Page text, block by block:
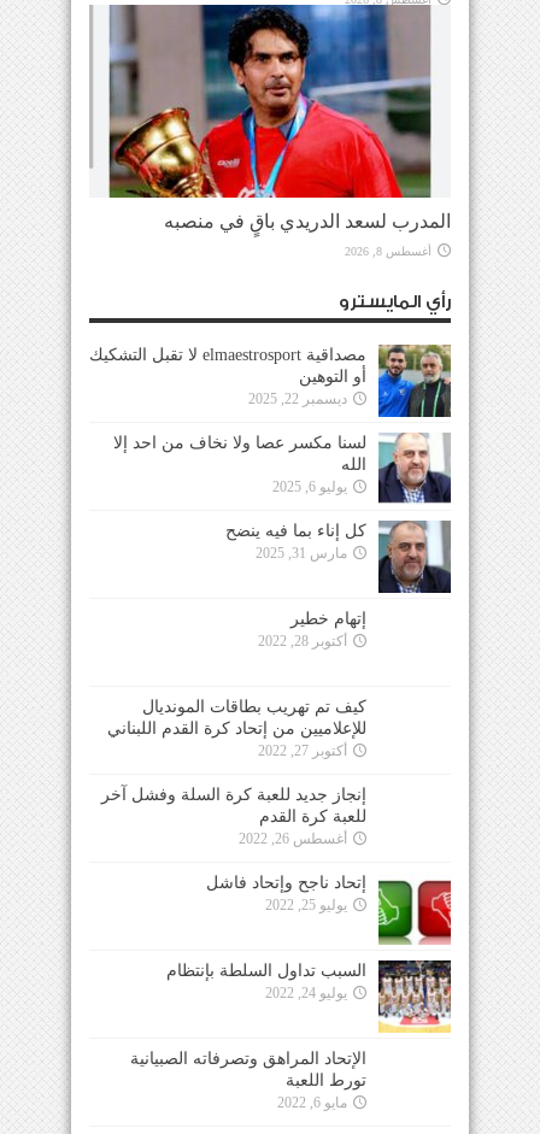
المدرب لسعد الدريدي باقٍ في منصبه
أغسطس 8, 2026
رأي المايسترو
مصداقية elmaestrosport لا تقبل التشكيك
أو التوهين
ديسمبر 22, 2025
لسنا مكسر عصا ولا نخاف من احد إلا
الله
يوليو 6, 2025
كل إناء بما فيه ينضح
مارس 31, 2025
إتهام خطير
أكتوبر 28, 2022
كيف تم تهريب بطاقات المونديال
للإعلاميين من إتحاد كرة القدم اللبناني
أكتوبر 27, 2022
إنجاز جديد للعبة كرة السلة وفشل آخر
للعبة كرة القدم
أغسطس 26, 2022
إتحاد ناجح وإتحاد فاشل
يوليو 25, 2022
السبب تداول السلطة بإنتظام
يوليو 24, 2022
الإتحاد المراهق وتصرفاته الصبيانية
تورط اللعبة
مايو 6, 2022